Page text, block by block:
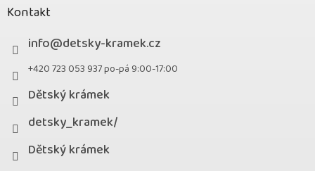
Kontakt
info@detsky-kramek.cz
+420 723 053 937 po-pá 9:00-17:00
Dětský krámek
detsky_kramek/
Dětský krámek